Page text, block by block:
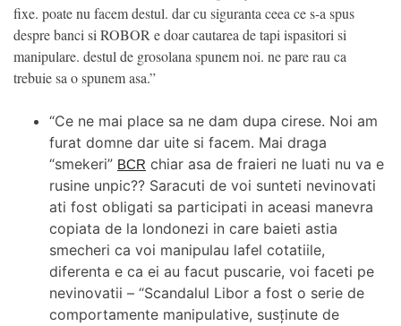
fixe. poate nu facem destul. dar cu siguranta ceea ce s-a spus
despre banci si ROBOR e doar cautarea de tapi ispasitori si
manipulare. destul de grosolana spunem noi. ne pare rau ca
trebuie sa o spunem asa.”
“Ce ne mai place sa ne dam dupa cirese. Noi am
furat domne dar uite si facem. Mai draga
“smekeri” BCR chiar asa de fraieri ne luati nu va e
rusine unpic?? Saracuti de voi sunteti nevinovati
ati fost obligati sa participati in aceasi manevra
copiata de la londonezi in care baieti astia
smecheri ca voi manipulau lafel cotatiile,
diferenta e ca ei au facut puscarie, voi faceti pe
nevinovatii – “Scandalul Libor a fost o serie de
comportamente manipulative, susținute de